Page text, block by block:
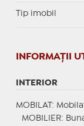
Tip imobil
INFORMAŢII
INTERIOR
MOBILAT :
MOBILIER: